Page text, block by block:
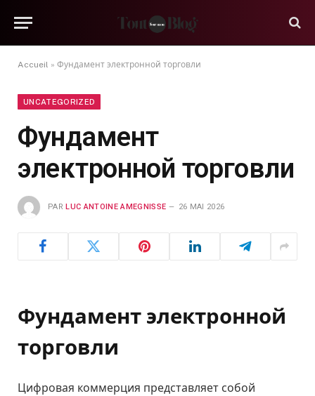
Accueil » Фундамент электронной торговли
UNCATEGORIZED
Фундамент
электронной торговли
PAR LUC ANTOINE AMEGNISSE 26 MAI 2026
Фундамент электронной
торговли
Цифровая коммерция представляет собой